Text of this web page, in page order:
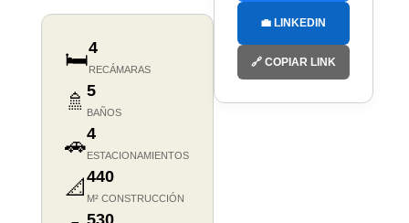
🛏️4
RECÁMARAS
🚿 5
BAÑOS
🚗4
ESTACIONAMIENTOS
📐 440
M² CONSTRUCCIÓN
💼 LINKEDIN
🔗 COPIAR LINK